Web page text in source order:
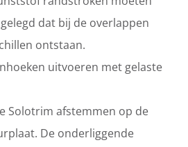
dat bij de overlappen
ontstaan.
uitvoeren met gelaste
Solotrim afstemmen op de
De onderliggende